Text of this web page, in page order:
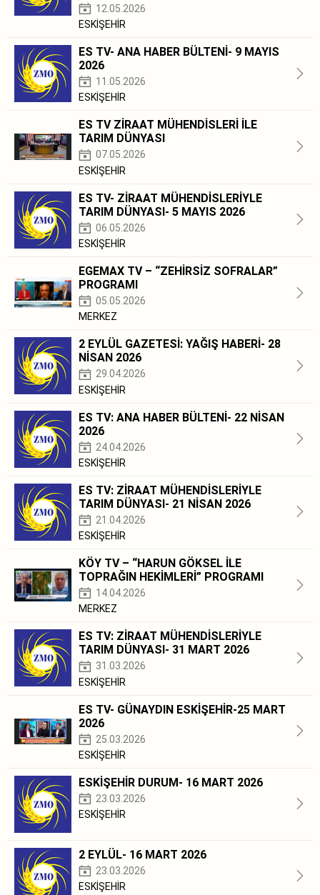
12.05.2026
ESKİŞEHİR
ES TV- ANA HABER BÜLTENİ- 9 MAYIS
2026
11.05.2026
ESKİŞEHİR
ES TV ZİRAAT MÜHENDİSLERİ İLE
TARIM DÜNYASI
07.05.2026
ESKİŞEHİR
ES TV- ZİRAAT MÜHENDİSLERİYLE
TARIM DÜNYASI- 5 MAYIS 2026
06.05.2026
ESKİŞEHİR
EGEMAX TV – “ZEHİRSİZ SOFRALAR”
PROGRAMI
05.05.2026
MERKEZ
2 EYLÜL GAZETESİ: YAĞIŞ HABERİ- 28
NİSAN 2026
29.04.2026
ESKİŞEHİR
ES TV: ANA HABER BÜLTENİ- 22 NİSAN
2026
24.04.2026
ESKİŞEHİR
ES TV: ZİRAAT MÜHENDİSLERİYLE
TARIM DÜNYASI- 21 NİSAN 2026
21.04.2026
ESKİŞEHİR
KÖY TV – “HARUN GÖKSEL İLE
TOPRAĞIN HEKİMLERİ” PROGRAMI
14.04.2026
MERKEZ
ES TV: ZİRAAT MÜHENDİSLERİYLE
TARIM DÜNYASI- 31 MART 2026
31.03.2026
ESKİŞEHİR
ES TV- GÜNAYDIN ESKİŞEHİR-25 MART
2026
25.03.2026
ESKİŞEHİR
ESKİŞEHİR DURUM- 16 MART 2026
23.03.2026
ESKİŞEHİR
2 EYLÜL- 16 MART 2026
23.03.2026
ESKİŞEHİR